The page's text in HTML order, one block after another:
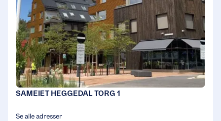
SAMEIET HEGGEDAL TORG 1
Se alle adresser